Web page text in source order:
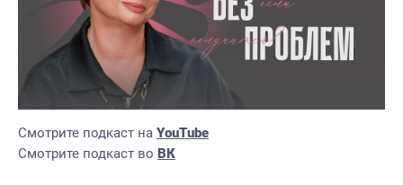
Смотрите подкаст на YouTube
Смотрите подкаст во ВК